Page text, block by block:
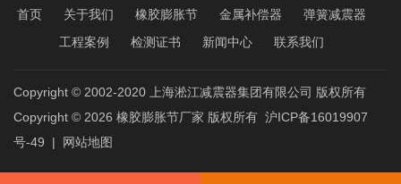
首页 关于我们 橡胶膨胀节 金属补偿器
弹簧减震器
工程案例
检测证书 新闻中心 联系我们
Copyright © 2002-2020 上海淞江减震器集团有限公司 版权所有
Copyright © 2026 橡胶膨胀节厂家 版权所有 沪ICP备16019907
号-49 | 网站地图